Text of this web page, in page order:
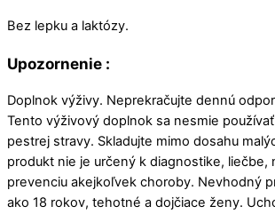
Bez lepku a laktózy.
Upozornenie :
Doplnok výživy. Neprekračujte dennú
Tento výživový doplnok sa nesmie
pestrej stravy. Skladujte mimo dosahu
produkt nie je určený k diagnostike, liečbe,
prevenciu akejkoľvek choroby. Nevhodný
ako 18 rokov, tehotné a dojčiace ženy.